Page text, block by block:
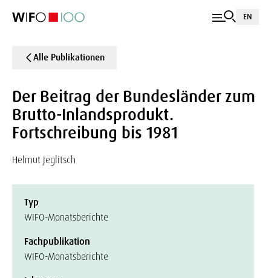
EN
Alle Publikationen
Der Beitrag der Bundesländer zum
Brutto-Inlandsprodukt.
Fortschreibung bis 1981
Helmut Jeglitsch
Typ
WIFO-Monatsberichte
Fachpublikation
WIFO-Monatsberichte